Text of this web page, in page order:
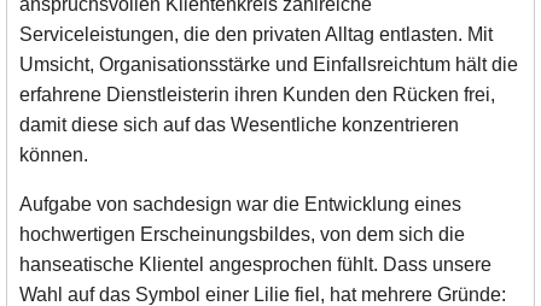
anspruchsvollen Klientenkreis zahlreiche
Serviceleistungen, die den privaten Alltag entlasten. Mit
Umsicht, Organisationsstärke und Einfallsreichtum hält die
erfahrene Dienstleisterin ihren Kunden den Rücken frei,
damit diese sich auf das Wesentliche konzentrieren
können.
Aufgabe von sachdesign war die Entwicklung eines
hochwertigen Erscheinungsbildes, von dem sich die
hanseatische Klientel angesprochen fühlt. Dass unsere
Wahl auf das Symbol einer Lilie fiel, hat mehrere Gründe: